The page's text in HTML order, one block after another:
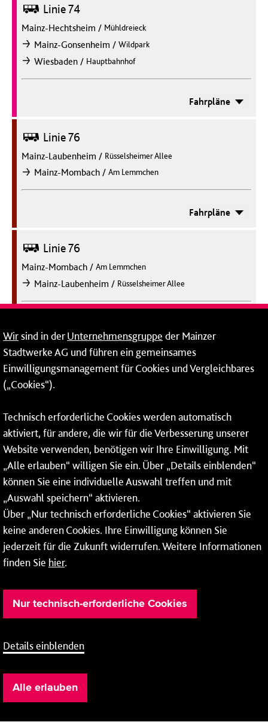
Bus Linie 74
Mainz-Hechtsheim / Mühldreieck
nachMainz-Gonsenheim / Wildpark
nachWiesbaden / Hauptbahnhof
Fahrpläne
Bus Linie 76
Mainz-Laubenheim / Rüsselsheimer Allee
nachMainz-Mombach / Am Lemmchen
Fahrpläne
Bus Linie 76
Mainz-Mombach / Am Lemmchen
nachMainz-Laubenheim / Rüsselsheimer Allee
Bus Linie 79
Mainz-Altstadt /
Fahrpläne
Bus Linie 79
Ingelheim /
nachMainz-Altstadt
Fahrpläne
Mainz-Laubenheim /Riedweg
nachIngelheim /Bahnhof
Bus Linie 80
Wirsind in derUnternehmensgruppe der Mainzer
Stadtwerke AG und führen ein gemeinsames
Einwilligungsmanagement für Cookies und Vergleichbares
(„Cookies“).
Technisch erforderliche Cookies werden automatisch
aktiviert, für andere, die wir für die Verbesserung unserer
Website verwenden, benötigen wir Ihre Einwilligung. Mit
„Alle erlauben“ willigen Sie ein. Über „Details einblenden“
können Sie eine individuelle Auswahl treffen und mit
„Auswahl speichern“ aktivieren.
Über „Nur technisch erforderliche Cookies“ aktivieren Sie
keine anderen Cookies. Ihre Einwilligung können Sie
jederzeit für die Zukunft widerrufen. Weitere Informationen
finden Sie hier.
Nur technisch-erforderliche Cookies
Details einblenden
Alle erlauben